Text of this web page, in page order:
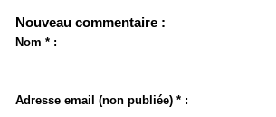
Nouveau commentaire :
Nom * :
Adresse email (non publiée) * :